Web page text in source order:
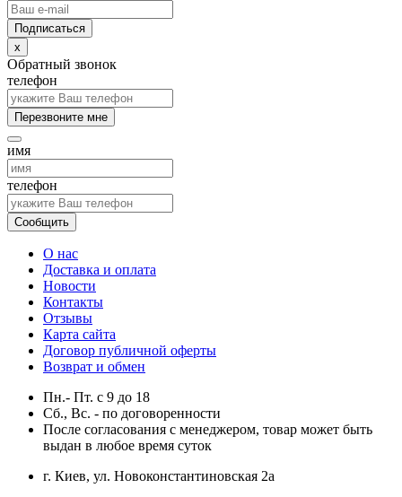
x
Обратный звонок
телефон
Перезвоните мне
имя
телефон
Сообщить
О нас
Доставка и оплата
Новости
Контакты
Отзывы
Карта сайта
Договор публичной оферты
Возврат и обмен
Пн.- Пт. с 9 до 18
Сб., Вс. - по договоренности
После согласования с менеджером, товар может быть
выдан в любое время суток
г. Киев, ул. Новоконстантиновская 2а